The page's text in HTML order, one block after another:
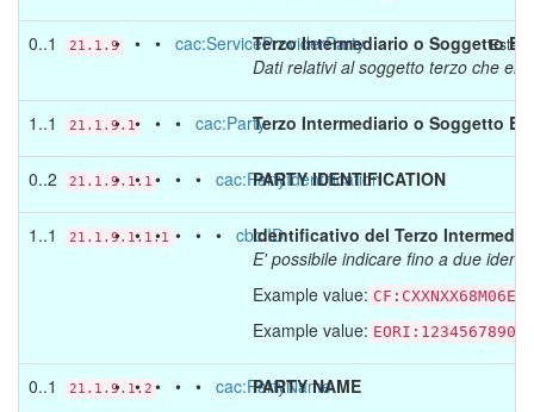
0..1 21.1.9• • • cac:ServiceProviderParty
Terzo Intermediario o Soggetto
Dati relativi al soggetto terzo che
1..1 21.1.9.1• • • • cac:PartyTerzo Intermediario o Soggetto
0..2 21.1.9.1.1• • • • • cac:PartyIdentification
PARTY IDENTIFICATION
1..1 21.1.9.1.1.1
• • • • • • cbc:ID
Identificativo del Terzo
E' possibile indicare fino a due
Example value:
Example value: EORI:12345678901
0..1 21.1.9.1.2• • • • • cac:PartyName
PARTY NAME